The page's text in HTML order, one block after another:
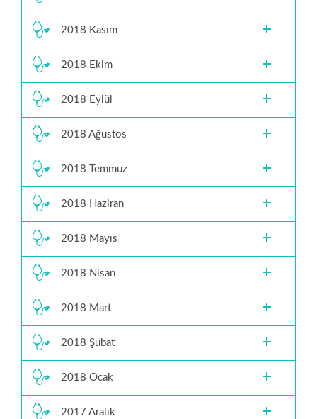
2018 Kasım
2018 Ekim
2018 Eylül
2018 Ağustos
2018 Temmuz
2018 Haziran
2018 Mayıs
2018 Nisan
2018 Mart
2018 Şubat
2018 Ocak
2017 Aralık